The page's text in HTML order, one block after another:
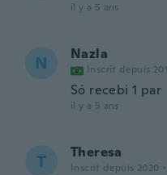
il y a 5 ans
N Nazla
Inscrit depuis
Só recebi 1 par
il y a 5 ans
T Theresa
Inscrit depuis 2020 ·